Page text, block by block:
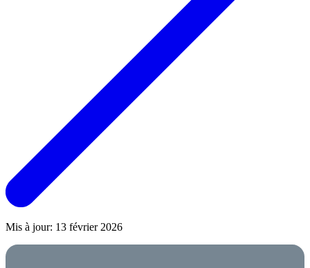
Mis à jour: 13 février 2026